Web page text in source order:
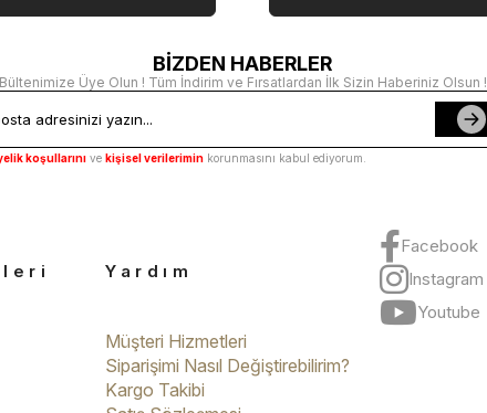
BİZDEN HABERLER
Bültenimize Üye Olun ! Tüm İndirim ve Fırsatlardan İlk Sizin Haberiniz Olsun !
koşullarını ve kişisel verilerimin korunmasını kabul ediyorum.
Yardım
Müşteri Hizmetleri
Siparişimi Nasıl Değiştirebilirim?
Kargo Takibi
Facebook
Instagram
Youtube